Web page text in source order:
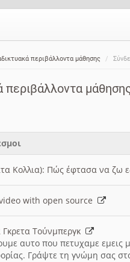
περιβάλλοντα μάθησης
περιβάλλοντα
Κολλια): Πώς έφτασα να ζω
with open source
Γκρετα Τούνμπεργκ
αυτο που πετυχαμε εμεις
Γράψτε τη γνώμη σας